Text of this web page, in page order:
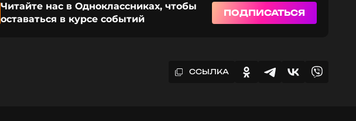
Читайте нас в Одноклассниках, чтобы
оставаться в курсе событий
ПОДПИСАТЬСЯ
ССЫЛКА